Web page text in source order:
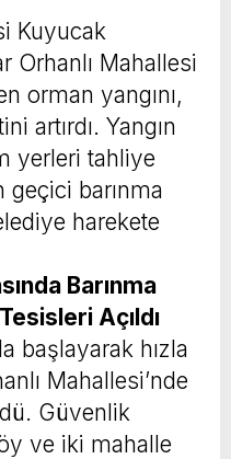
Kuyucak
Orhanlı Mahallesi
orman yangını,
artırdı. Yangın
yerleri tahliye
geçici barınma
harekete
Barınma
Açıldı
başlayarak hızla
Mahallesi’nde
Güvenlik
ve iki mahalle